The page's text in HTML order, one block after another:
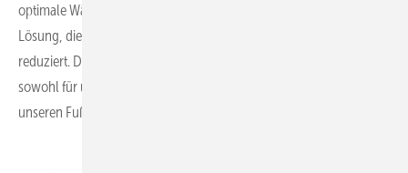
optimale Wärmeverteilung. Damit schaffen wir eine nachhaltige
Lösung, die sowohl Energie spart als auch den Installationsaufwand
reduziert. Das Fraunhofer IEE hat die Effektivität des Verfahrens
sowohl für unsere intelligenten Radiatorthermostate als auch für
unseren Fußbodenheizungscontroller bestätigt.